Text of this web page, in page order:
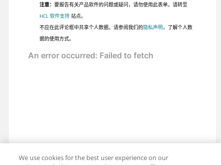
注意： 要报告有关产品软件的问题或疑问，请勿使用此表单。请转至
HCL 软件支持站点。
不应在此评论框中共享个人数据。请参阅我们的隐私声明，了解个人数
据的使用方式。
We use cookies for the best user experience on our